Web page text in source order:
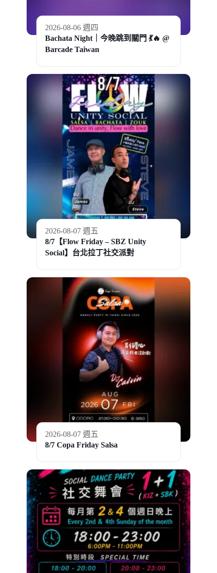
2026-08-06 週四
Bachata Night｜今晚跳到關門 💃🔥 @
Barcade Taiwan
2026-08-07 週五
8/7【Flow Friday – SBZ Unity
Social】台北拉丁社交派對
2026-08-07 週五
8/7 Copa Friday Salsa